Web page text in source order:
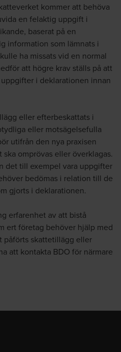
kommer att behöva
en felaktig uppgift i
baserat på en
information som lämnats i
ha missats vid en normal
att högre krav ställs på att
i deklarationen innan
eller efterbeskattats i
eller motsägelsefulla
utifrån den nya praxisen
omprövas eller överklagas.
det till exempel vara uppgifter
bedömas i relation till de
gjorts i deklarationen.
erfarenhet av att bistå
ert företag behöver hjälp med
påförts skattetillägg eller
att kontakta BDO för närmare